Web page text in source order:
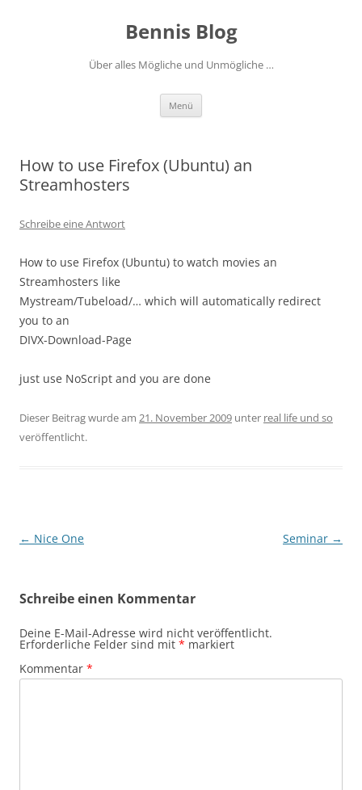
Bennis Blog
Über alles Mögliche und Unmögliche …
Menü
How to use Firefox (Ubuntu) an
Streamhosters
Schreibe eine Antwort
How to use Firefox (Ubuntu) to watch movies an
Streamhosters like
Mystream/Tubeload/… which will automatically redirect
you to an
DIVX-Download-Page
just use NoScript and you are done
Dieser Beitrag wurde am 21. November 2009 unter real life und so
veröffentlicht.
Beitragsnavigation
← Nice One Seminar →
Schreibe einen Kommentar
Deine E-Mail-Adresse wird nicht veröffentlicht.
Erforderliche Felder sind mit * markiert
Kommentar *